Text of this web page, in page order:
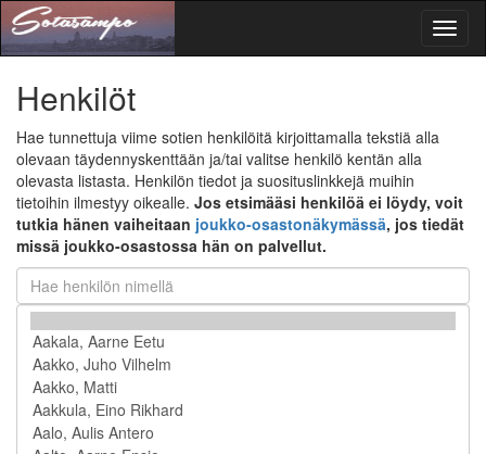
Henkilöt
Hae tunnettuja viime sotien henkilöitä kirjoittamalla tekstiä alla
olevaan täydennyskenttään ja/tai valitse henkilö kentän alla
olevasta listasta. Henkilön tiedot ja suosituslinkkejä muihin
tietoihin ilmestyy oikealle. Jos etsimääsi henkilöä ei löydy, voit
tutkia hänen vaiheitaan joukko-osastonäkymässä, jos tiedät
missä joukko-osastossa hän on palvellut.